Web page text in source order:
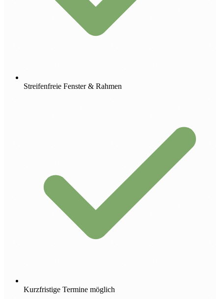
Streifenfreie Fenster & Rahmen
Kurzfristige Termine möglich